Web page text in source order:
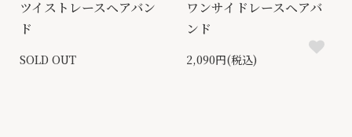
ツイストレースヘアバン
ド
SOLD OUT
ワンサイドレースヘアバ
ンド
2,090円(税込)